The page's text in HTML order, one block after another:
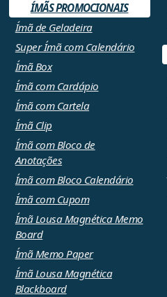
ÍMÃS PROMOCIONAIS
Ímã de Geladeira
Super Ímã com Calendário
Ímã Box
Ímã com Cardápio
Ímã com Cartela
Ímã Clip
Ímã com Bloco de
Anotações
Ímã com Bloco Calendário
Ímã com Cupom
Ímã Lousa Magnética Memo
Board
Ímã Memo Paper
Ímã Lousa Magnética
Blackboard